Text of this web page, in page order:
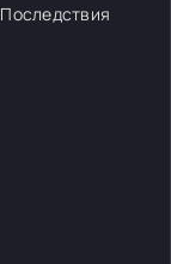
Последствия